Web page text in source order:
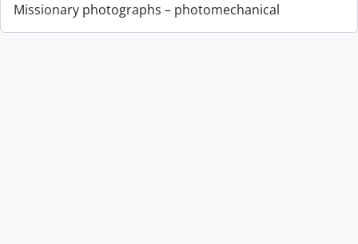
Missionary photographs – photomechanical